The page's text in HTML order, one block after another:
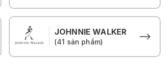
JOHNNIE WALKER
(41 sản phẩm)